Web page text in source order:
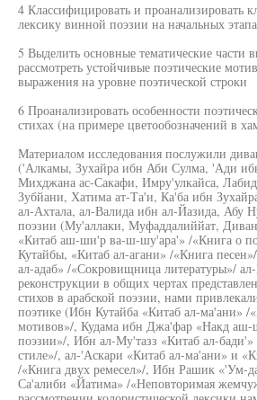
4 Классифицировать и проанализировать
лексику винной поэзии на начальных
5 Выделить основные тематические части
рассмотреть устойчивые поэтические
выражения на уровне поэтической строки
6 Проанализировать особенности
стихах (на примере цветообозначений в
Материалом исследования послужили
('Алкамы, Зухайра ибн Аби Сулма, 'Ади
Михджана ас-Сакафи, Имру'улкайса,
Зубйани, Хатима ат-Та'и, Ка'ба ибн
ал-Ахтала, ал-Валида ибн ал-Йазида, Абу
поэзии (Му'аллаки, Муфаддалиййат,
«Китаб аш-ши'р ва-ш-шу'ара'» /«Книга о
Кутайбы, «Китаб ал-агани» /«Книга
ал-адаб» /«Сокровищница литературы»/
реконструкции в общих чертах
стихов в арабской поэзии, нами
поэтике (Ибн Кутайба «Китаб ал-ма'ани» /
мотивов»/, Кудама ибн Джа'фар «Накд
поэзии»/, Ибн ал-Му'тазз «Китаб ал-
стиле»/, ал-'Аскари «Китаб ал-ма'ани» и
/«Книга двух ремесел»/, Ибн Рашик «'Ум-
Са'алиби «Йатима» /«Неповторимая